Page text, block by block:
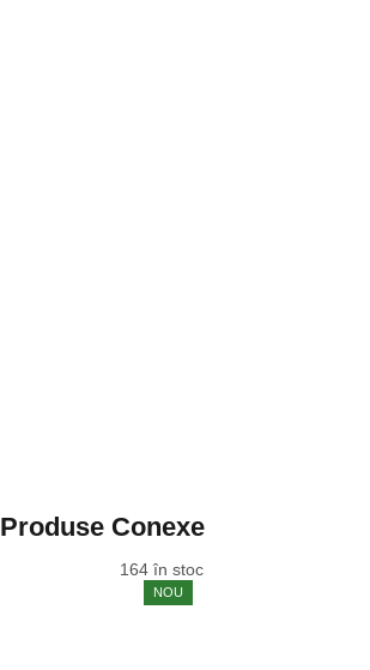
Produse Conexe
NOU
164 în stoc